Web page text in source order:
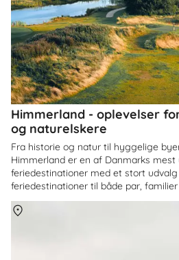
Himmerland - oplevelser
og naturelskere
Fra historie og natur til hyggelige
Himmerland er en af Danmarks
feriedestinationer med et stort
feriedestinationer til både par,